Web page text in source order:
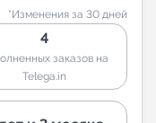
*Изменения за 30 дней
4
заказов на
Telega.in